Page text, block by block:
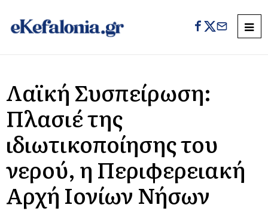
Λαϊκή Συσπείρωση:
Πλασιέ της
ιδιωτικοποίησης του
νερού, η Περιφερειακή
Αρχή Ιονίων Νήσων